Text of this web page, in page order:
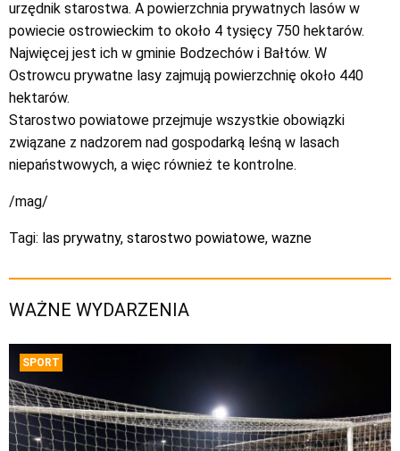
urzędnik starostwa. A powierzchnia prywatnych lasów w
powiecie ostrowieckim to około 4 tysięcy 750 hektarów.
Najwięcej jest ich w gminie Bodzechów i Bałtów. W
Ostrowcu prywatne lasy zajmują powierzchnię około 440
hektarów.
Starostwo powiatowe przejmuje wszystkie obowiązki
związane z nadzorem nad gospodarką leśną w lasach
niepaństwowych, a więc również te kontrolne.
/mag/
Tagi: las prywatny, starostwo powiatowe, wazne
WAŻNE WYDARZENIA
SPORT